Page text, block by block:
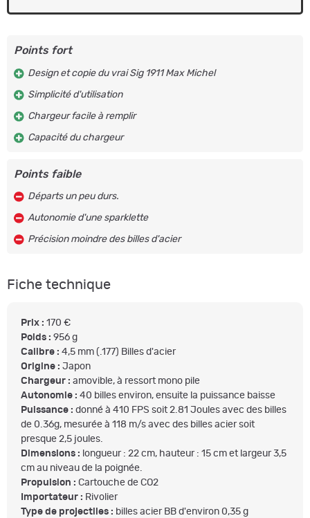
Points fort
Design et copie du vrai Sig 1911 Max Michel
Simplicité d'utilisation
Chargeur facile à remplir
Capacité du chargeur
Points faible
Départs un peu durs.
Autonomie d'une sparklette
Précision moindre des billes d'acier
Fiche technique
Prix : 170 €
Poids : 956 g
Calibre : 4,5 mm (.177) Billes d'acier
Origine : Japon
Chargeur : amovible, à ressort mono pile
Autonomie : 40 billes environ, ensuite la puissance baisse
Puissance : donné à 410 FPS soit 2.81 Joules avec des billes
de 0.36g, mesurée à 118 m/s avec des billes acier soit
presque 2,5 joules.
Dimensions : longueur : 22 cm, hauteur : 15 cm et largeur 3,5
cm au niveau de la poignée.
Propulsion : Cartouche de CO2
Importateur : Rivolier
Type de projectiles : billes acier BB d'environ 0,35 g